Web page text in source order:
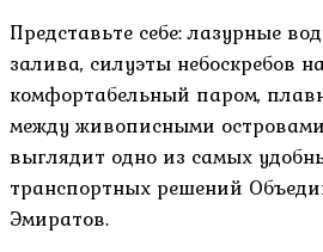
Представьте себе: лазурные
залива, силуэты небоскребов
комфортабельный паром,
между живописными
выглядит одно из самых
транспортных решений
Эмиратов.